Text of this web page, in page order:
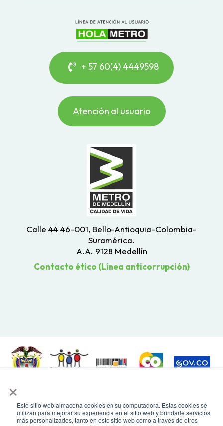
×
Este sitio web almacena cookies en su computadora. Estas cookies se
utilizan para mejorar su experiencia en el sitio web y brindarle servicios
más personalizados, tanto en este sitio web como a través de otros
+ 57 60(4) 4449598
Atención al usuario
Calle 44 46-001, Bello-Antioquia-Colombia-
Suramérica.
A.A. 9128 Medellín
Contacto ético (Línea anticorrupción)
Todos los derechos reservados. Recomendamos usar una resolución de
Edge, Google Chrome o Mozilla Firefox